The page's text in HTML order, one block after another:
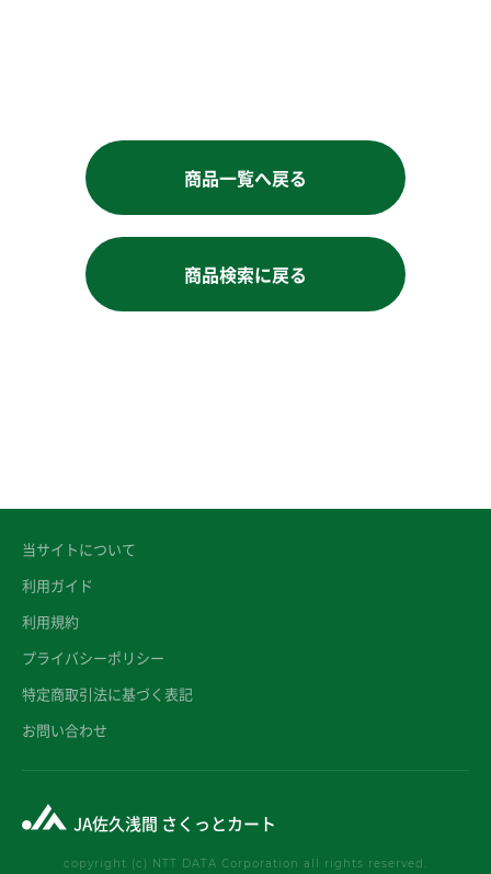
商品一覧へ戻る
商品検索に戻る
当サイトについて
利用ガイド
利用規約
プライバシーポリシー
特定商取引法に基づく表記
お問い合わせ
JA佐久浅間 さくっとカート
copyright (c) NTT DATA Corporation all rights reserved.